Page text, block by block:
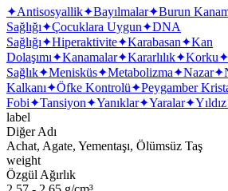
✦Antisosyallik✦Bayılmalar✦Burun
Sağlığı✦Çocuklara Uygun✦DNA
Sağlığı✦Hiperaktivite✦Karabasan✦Kan
Dolaşımı✦Kanamalar✦Kararlılık✦Korku✦
Sağlık✦Menisküs✦Metabolizma✦Nazar✦
Kalkanı✦Öfke Kontrolü✦Peygamber
Fobi✦Tansiyon✦Yanıklar✦Yaralar✦
label
Diğer Adı
Achat, Agate, Yementaşı, Ölümsüz Taş
weight
Özgül Ağırlık